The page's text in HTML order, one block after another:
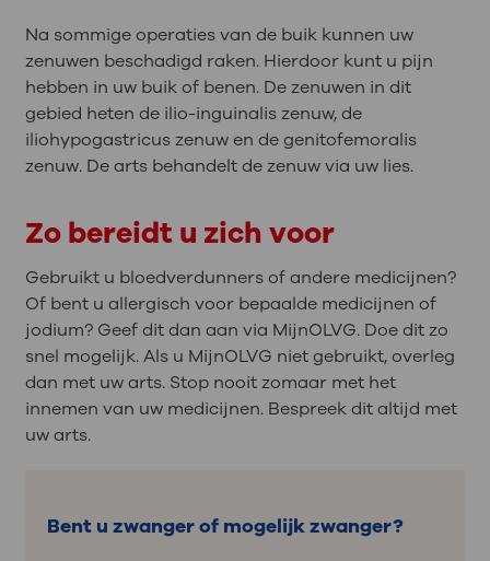
Na sommige operaties van de buik kunnen uw
zenuwen beschadigd raken. Hierdoor kunt u pijn
hebben in uw buik of benen. De zenuwen in dit
gebied heten de ilio-inguinalis zenuw, de
iliohypogastricus zenuw en de genitofemoralis
zenuw. De arts behandelt de zenuw via uw lies.
Zo bereidt u zich voor
Gebruikt u bloedverdunners of andere medicijnen?
Of bent u allergisch voor bepaalde medicijnen of
jodium? Geef dit dan aan via MijnOLVG. Doe dit zo
snel mogelijk. Als u MijnOLVG niet gebruikt, overleg
dan met uw arts. Stop nooit zomaar met het
innemen van uw medicijnen. Bespreek dit altijd met
uw arts.
Bent u zwanger of mogelijk zwanger?